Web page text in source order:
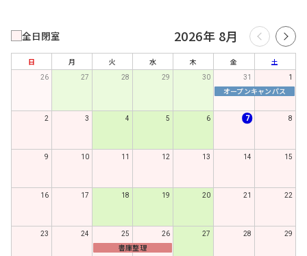
全日閉室 2026年 8月
日 月 火 水 木 金 土
26 27 28 29 30 31 1
オープンキャンパス
2 3 4 5 6 7 8
9 10 11 12 13 14 15
16 17 18 19 20 21 22
23 24 25 26 27 28 29
書庫整理